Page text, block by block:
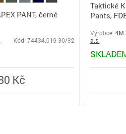
PANT, černé
Kód: 74434.019-30/32
Kč
Taktické
Pants,
Výrobce: 4M
a.s.